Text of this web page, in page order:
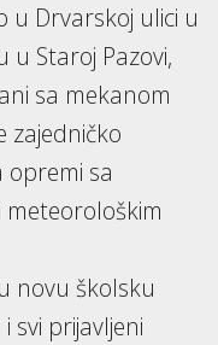
u Drvarskoj ulici u
u Staroj Pazovi,
sa mekanom
zajedničko
opremi sa
novu školsku
svi prijavljeni